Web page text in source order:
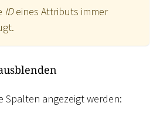
IDeines Attributs immer
Spalten angezeigt werden: